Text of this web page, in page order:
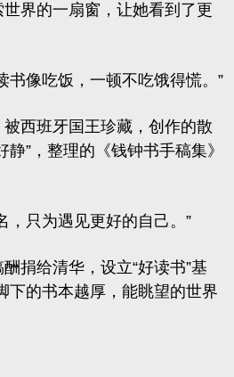
界的一扇窗，让她看到了更
书像吃饭，一顿不吃饿得慌。”
西班牙国王珍藏，创作的散
静”，整理的《钱钟书手稿集》
，只为遇见更好的自己。”
捐给清华，设立“好读书”基
下的书本越厚，能眺望的世界